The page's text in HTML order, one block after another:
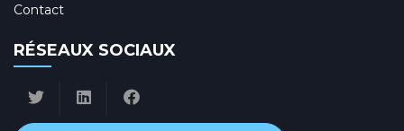
Contact
RÉSEAUX SOCIAUX